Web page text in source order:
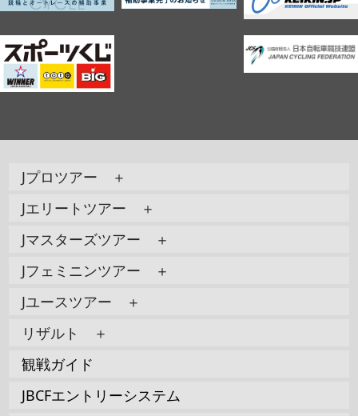
Jプロツアー ＋
Jエリートツアー ＋
Jマスターズツアー ＋
Jフェミニンツアー ＋
Jユースツアー ＋
リザルト ＋
観戦ガイド
JBCFエントリーシステム